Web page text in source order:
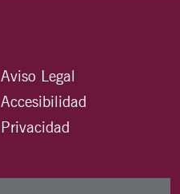
Aviso Legal
Accesibilidad
Privacidad